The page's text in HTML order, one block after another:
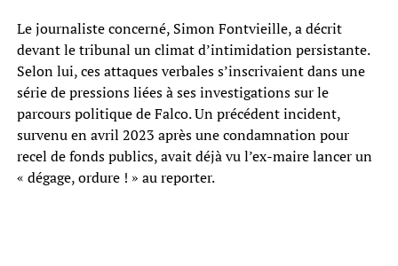
Le journaliste concerné, Simon Fontvieille, a décrit
devant le tribunal un climat d’intimidation persistante.
Selon lui, ces attaques verbales s’inscrivaient dans une
série de pressions liées à ses investigations sur le
parcours politique de Falco. Un précédent incident,
survenu en avril 2023 après une condamnation pour
recel de fonds publics, avait déjà vu l’ex-maire lancer un
« dégage, ordure ! » au reporter.